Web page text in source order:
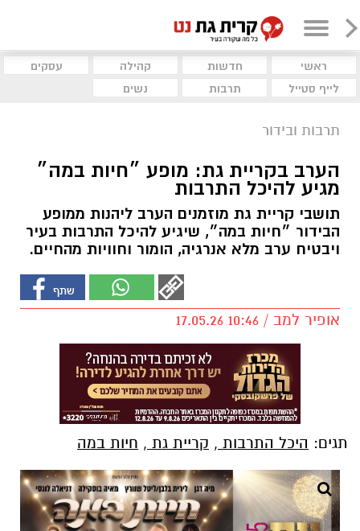
ראשי חדשות קהילה
עסקים
לייף סטייל
תרבות נשים
תרבות ובידור
הערב בקריית גת: מופע ״חיות במה״
מגיע להיכל התרבות
תושבי קריית גת מוזמנים הערב ליהנות ממופע
הבידור ״חיות במה״, שיגיע להיכל התרבות בעיר
ויבטיח ערב מלא אנרגיה, הומור וחוויות מהחיים.
אופיר למב / 10:46 17.05.26
תגים: היכל התרבות , קריית גת , חיות במה